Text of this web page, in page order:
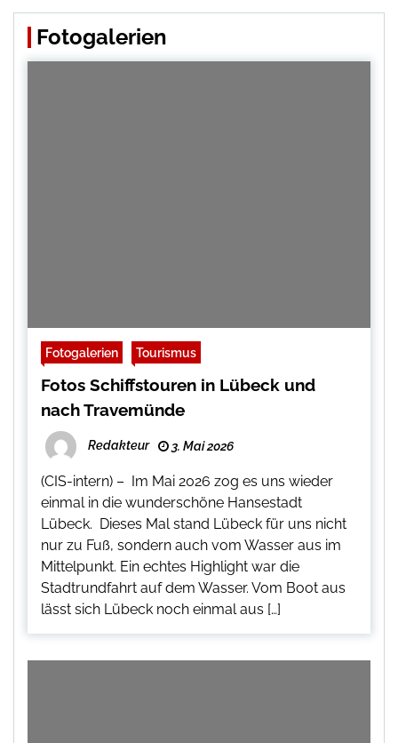
Fotogalerien
Fotogalerien Tourismus
Fotos Schiffstouren in Lübeck und
nach Travemünde
Redakteur 3. Mai 2026
(CIS-intern) – Im Mai 2026 zog es uns wieder
einmal in die wunderschöne Hansestadt
Lübeck. Dieses Mal stand Lübeck für uns nicht
nur zu Fuß, sondern auch vom Wasser aus im
Mittelpunkt. Ein echtes Highlight war die
Stadtrundfahrt auf dem Wasser. Vom Boot aus
lässt sich Lübeck noch einmal aus […]